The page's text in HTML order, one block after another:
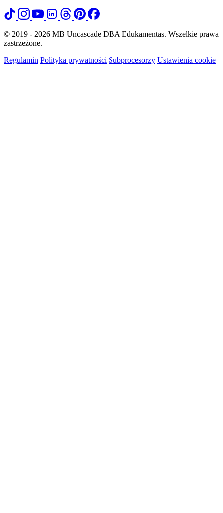
© 2019 - 2026 MB Uncascade DBA Edukamentas. Wszelkie prawa
zastrzeżone.
Regulamin Polityka prywatności Subprocesorzy Ustawienia cookie